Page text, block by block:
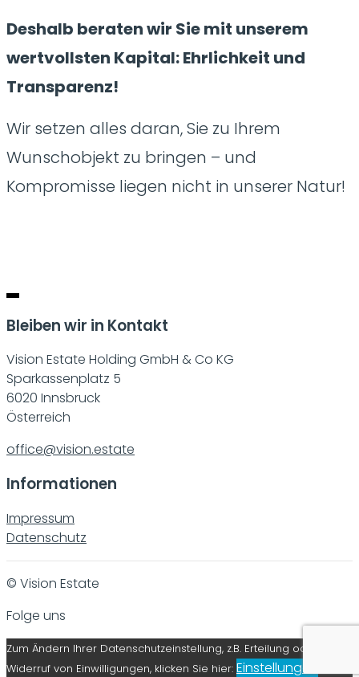
Deshalb beraten wir Sie mit unserem
wertvollsten Kapital: Ehrlichkeit und
Transparenz!
Wir setzen alles daran, Sie zu Ihrem
Wunschobjekt zu bringen – und
Kompromisse liegen nicht in unserer Natur!
Bleiben wir in Kontakt
Vision Estate Holding GmbH & Co KG
Sparkassenplatz 5
6020 Innsbruck
Österreich
office@vision.estate
Informationen
Impressum
Datenschutz
© Vision Estate
Folge uns
Zum Ändern Ihrer Datenschutzeinstellung, z.B. Erteilung oder
Widerruf von Einwilligungen, klicken Sie hier: Einstellungen